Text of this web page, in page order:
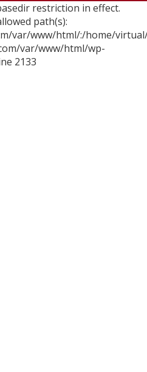
restriction in effect.
path(s):
var/www/html/:/home/
var/www/html/wp-
2133